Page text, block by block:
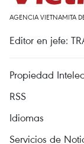
AGENCIA VIETNAMITA
Editor en jefe:
Propiedad
RSS
Idiomas
Servicios de